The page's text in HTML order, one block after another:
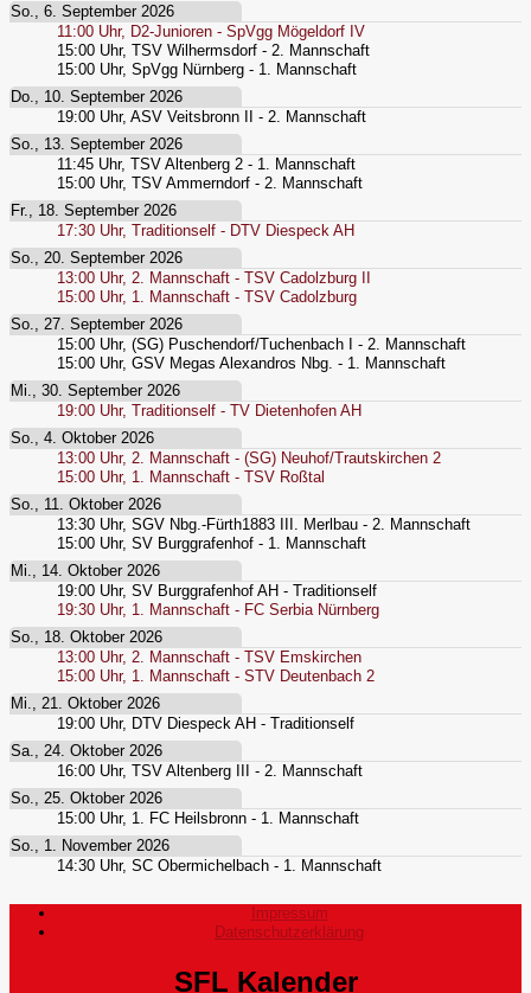
So., 6. September 2026
11:00 Uhr, D2-Junioren - SpVgg Mögeldorf IV
15:00 Uhr, TSV Wilhermsdorf - 2. Mannschaft
15:00 Uhr, SpVgg Nürnberg - 1. Mannschaft
Do., 10. September 2026
19:00 Uhr, ASV Veitsbronn II - 2. Mannschaft
So., 13. September 2026
11:45 Uhr, TSV Altenberg 2 - 1. Mannschaft
15:00 Uhr, TSV Ammerndorf - 2. Mannschaft
Fr., 18. September 2026
17:30 Uhr, Traditionself - DTV Diespeck AH
So., 20. September 2026
13:00 Uhr, 2. Mannschaft - TSV Cadolzburg II
15:00 Uhr, 1. Mannschaft - TSV Cadolzburg
So., 27. September 2026
15:00 Uhr, (SG) Puschendorf/Tuchenbach I - 2. Mannschaft
15:00 Uhr, GSV Megas Alexandros Nbg. - 1. Mannschaft
Mi., 30. September 2026
19:00 Uhr, Traditionself - TV Dietenhofen AH
So., 4. Oktober 2026
13:00 Uhr, 2. Mannschaft - (SG) Neuhof/Trautskirchen 2
15:00 Uhr, 1. Mannschaft - TSV Roßtal
So., 11. Oktober 2026
13:30 Uhr, SGV Nbg.-Fürth1883 III. Merlbau - 2. Mannschaft
15:00 Uhr, SV Burggrafenhof - 1. Mannschaft
Mi., 14. Oktober 2026
19:00 Uhr, SV Burggrafenhof AH - Traditionself
19:30 Uhr, 1. Mannschaft - FC Serbia Nürnberg
So., 18. Oktober 2026
13:00 Uhr, 2. Mannschaft - TSV Emskirchen
15:00 Uhr, 1. Mannschaft - STV Deutenbach 2
Mi., 21. Oktober 2026
19:00 Uhr, DTV Diespeck AH - Traditionself
Sa., 24. Oktober 2026
16:00 Uhr, TSV Altenberg III - 2. Mannschaft
So., 25. Oktober 2026
15:00 Uhr, 1. FC Heilsbronn - 1. Mannschaft
So., 1. November 2026
14:30 Uhr, SC Obermichelbach - 1. Mannschaft
Impressum
Datenschutzerklärung
SFL Kalender